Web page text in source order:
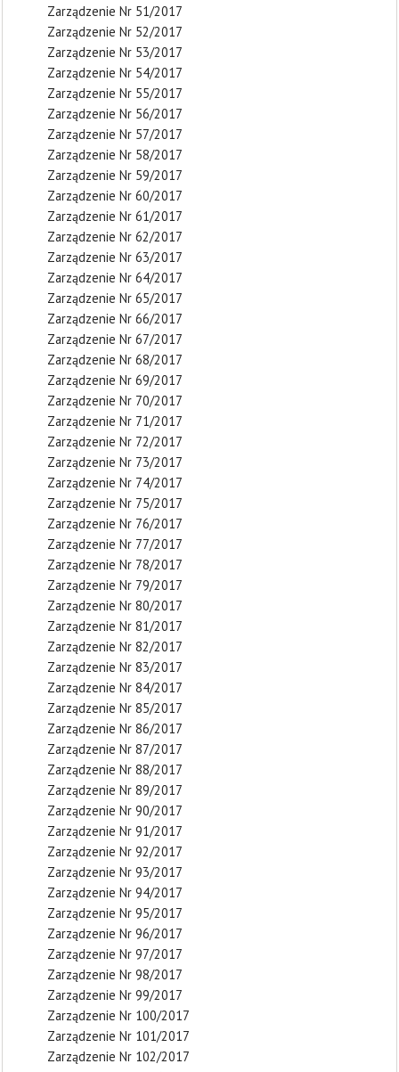
Zarządzenie Nr 51/2017
Zarządzenie Nr 52/2017
Zarządzenie Nr 53/2017
Zarządzenie Nr 54/2017
Zarządzenie Nr 55/2017
Zarządzenie Nr 56/2017
Zarządzenie Nr 57/2017
Zarządzenie Nr 58/2017
Zarządzenie Nr 59/2017
Zarządzenie Nr 60/2017
Zarządzenie Nr 61/2017
Zarządzenie Nr 62/2017
Zarządzenie Nr 63/2017
Zarządzenie Nr 64/2017
Zarządzenie Nr 65/2017
Zarządzenie Nr 66/2017
Zarządzenie Nr 67/2017
Zarządzenie Nr 68/2017
Zarządzenie Nr 69/2017
Zarządzenie Nr 70/2017
Zarządzenie Nr 71/2017
Zarządzenie Nr 72/2017
Zarządzenie Nr 73/2017
Zarządzenie Nr 74/2017
Zarządzenie Nr 75/2017
Zarządzenie Nr 76/2017
Zarządzenie Nr 77/2017
Zarządzenie Nr 78/2017
Zarządzenie Nr 79/2017
Zarządzenie Nr 80/2017
Zarządzenie Nr 81/2017
Zarządzenie Nr 82/2017
Zarządzenie Nr 83/2017
Zarządzenie Nr 84/2017
Zarządzenie Nr 85/2017
Zarządzenie Nr 86/2017
Zarządzenie Nr 87/2017
Zarządzenie Nr 88/2017
Zarządzenie Nr 89/2017
Zarządzenie Nr 90/2017
Zarządzenie Nr 91/2017
Zarządzenie Nr 92/2017
Zarządzenie Nr 93/2017
Zarządzenie Nr 94/2017
Zarządzenie Nr 95/2017
Zarządzenie Nr 96/2017
Zarządzenie Nr 97/2017
Zarządzenie Nr 98/2017
Zarządzenie Nr 99/2017
Zarządzenie Nr 100/2017
Zarządzenie Nr 101/2017
Zarządzenie Nr 102/2017